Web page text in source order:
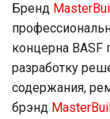
Бренд
концерна
разработку
содержания,
брэнд